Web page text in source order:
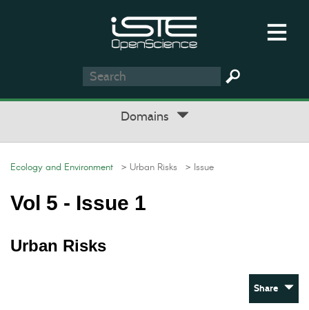
Domains
Ecology and Environment > Urban Risks > Issue
Vol 5 - Issue 1
Urban Risks
Share